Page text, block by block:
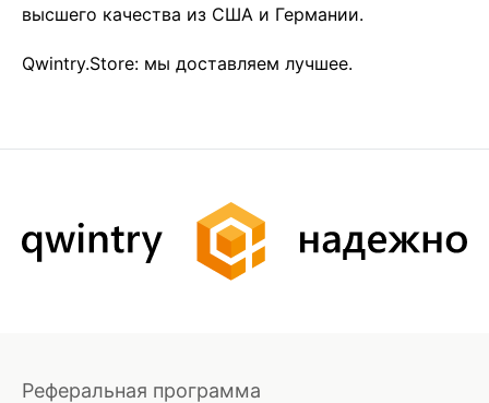
высшего качества из США и Германии.
Qwintry.Store: мы доставляем лучшее.
Реферальная программа